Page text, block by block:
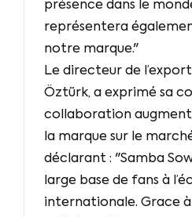
présence dans le
représentera
notre marque."
Le directeur de
Öztürk, a exprimé sa
collaboration
la marque sur le
déclarant : "Samba
large base de fans à
internationale. Grace